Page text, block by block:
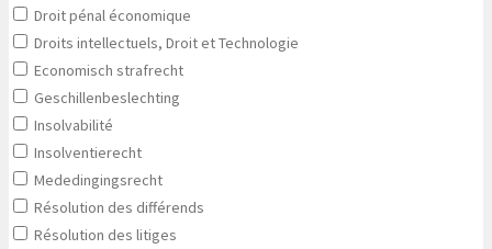
Droit pénal économique
Droits intellectuels, Droit et Technologie
Economisch strafrecht
Geschillenbeslechting
Insolvabilité
Insolventierecht
Mededingingsrecht
Résolution des différends
Résolution des litiges